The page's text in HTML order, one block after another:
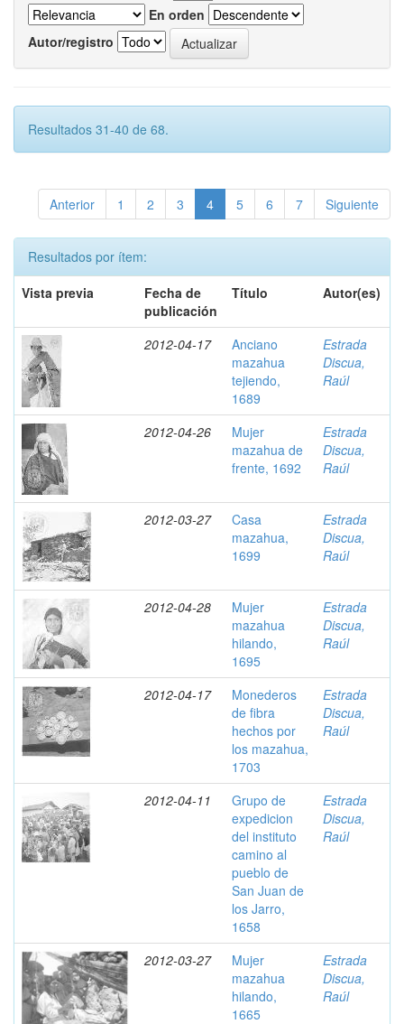
En orden
Autor/registro
Resultados 31-40 de 68.
Anterior 1 2 3 4 5 6 7 Siguiente
Resultados por ítem:
Vista previa
Fecha de
publicación
Título Autor(es)
2012-04-17
Anciano
mazahua
tejiendo,
1689
Estrada
Discua,
Raúl
2012-04-26
Mujer
mazahua de
frente, 1692
Estrada
Discua,
Raúl
2012-03-27
Casa
mazahua,
1699
Estrada
Discua,
Raúl
2012-04-28
Mujer
mazahua
hilando,
1695
Estrada
Discua,
Raúl
2012-04-17
Monederos
de fibra
hechos por
los mazahua,
1703
Estrada
Discua,
Raúl
2012-04-11
Grupo de
expedicion
del instituto
camino al
pueblo de
San Juan de
los Jarro,
1658
Estrada
Discua,
Raúl
2012-03-27
Mujer
mazahua
hilando,
1665
Estrada
Discua,
Raúl